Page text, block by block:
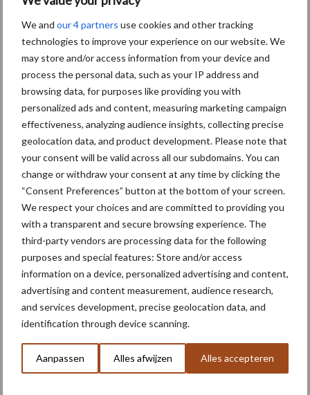
We and our 4 partners use cookies and other tracking
technologies to improve your experience on our website. We
may store and/or access information from your device and
process the personal data, such as your IP address and
browsing data, for purposes like providing you with
personalized ads and content, measuring marketing campaign
effectiveness, analyzing audience insights, collecting precise
geolocation data, and product development. Please note that
your consent will be valid across all our subdomains. You can
change or withdraw your consent at any time by clicking the
“Consent Preferences” button at the bottom of your screen.
We respect your choices and are committed to providing you
with a transparent and secure browsing experience. The
third-party vendors are processing data for the following
purposes and special features: Store and/or access
information on a device, personalized advertising and content,
advertising and content measurement, audience research,
and services development, precise geolocation data, and
identification through device scanning.
Aanpassen Alles afwijzen Alles accepteren
Primaire
Sidebar
Recent nieuws Partner nieuws
6 aug
"Hoge verwachtingen van schijven
voor kouters"
5 aug
Oogst biologische aardappelen in
volle gang
Biodiversiteit
Biologische
akkerbouw
Toon meer